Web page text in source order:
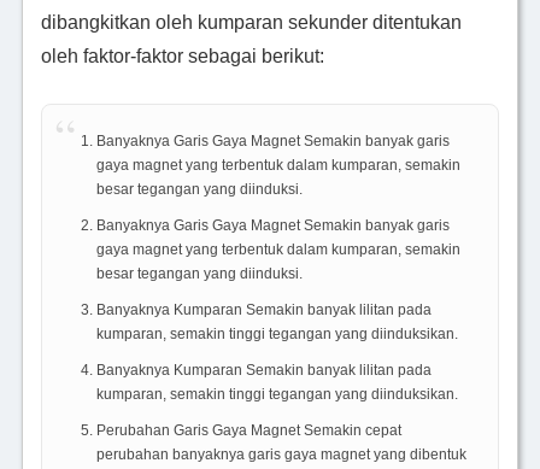
dibangkitkan oleh kumparan sekunder ditentukan
oleh faktor-faktor sebagai berikut:
Banyaknya Garis Gaya Magnet Semakin banyak garis
gaya magnet yang terbentuk dalam kumparan, semakin
besar tegangan yang diinduksi.
Banyaknya Garis Gaya Magnet Semakin banyak garis
gaya magnet yang terbentuk dalam kumparan, semakin
besar tegangan yang diinduksi.
Banyaknya Kumparan Semakin banyak lilitan pada
kumparan, semakin tinggi tegangan yang diinduksikan.
Banyaknya Kumparan Semakin banyak lilitan pada
kumparan, semakin tinggi tegangan yang diinduksikan.
Perubahan Garis Gaya Magnet Semakin cepat
perubahan banyaknya garis gaya magnet yang dibentuk